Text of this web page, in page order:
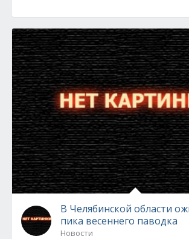
В Челябинской области
пика весеннего паводка
Новости